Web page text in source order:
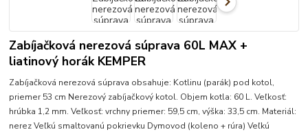
Zabíjačková nerezová súprava 60L MAX +
liatinový horák KEMPER
Zabíjačková nerezová súprava obsahuje: Kotlinu (parák) pod kotol,
priemer 53 cm Nerezový zabíjačkový kotol. Objem kotla: 60 L. Veľkosť:
hrúbka 1,2 mm. Veľkosť: vrchny priemer: 59,5 cm, výška: 33,5 cm. Materiál:
nerez Veľkú smaltovanú pokrievku Dymovod (koleno + rúra) Veľkú